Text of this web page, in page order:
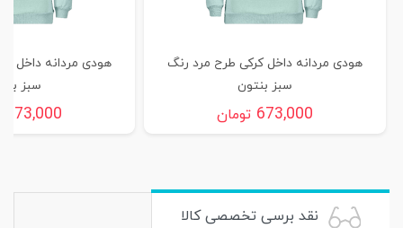
هودی مردانه داخل کرکی طرح مرد رنگ
سبز بنتون
673,000 تومان
هودی مردانه داخل
سبز
673,000
نقد برسی تخصصی کالا